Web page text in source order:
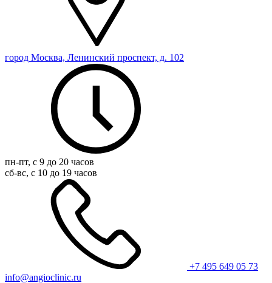
город Москва, Ленинский проспект, д. 102
пн-пт, с 9 до 20 часов
сб-вс, с 10 до 19 часов
+7 495 649 05 73
info@angioclinic.ru